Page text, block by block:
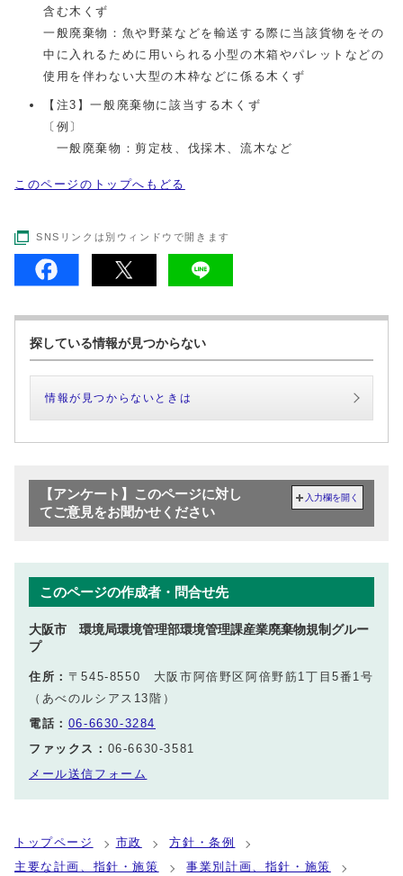
含む木くず
一般廃棄物：魚や野菜などを輸送する際に当該貨物をその
中に入れるために用いられる小型の木箱やパレットなどの
使用を伴わない大型の木枠などに係る木くず
【注3】一般廃棄物に該当する木くず
〔例〕
一般廃棄物：剪定枝、伐採木、流木など
このページのトップへもどる
SNSリンクは別ウィンドウで開きます
探している情報が見つからない
情報が見つからないときは
【アンケート】このページに対し
てご意見をお聞かせください
入力欄を開く
このページの作成者・問合せ先
大阪市 環境局環境管理部環境管理課産業廃棄物規制グルー
プ
住所： 〒545-8550 大阪市阿倍野区阿倍野筋1丁目5番1号
（あべのルシアス13階）
電話： 06-6630-3284
ファックス： 06-6630-3581
メール送信フォーム
トップページ 市政
方針・条例
主要な計画、指針・施策
事業別計画、指針・施策